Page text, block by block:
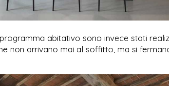
abitativo sono invece stati
non arrivano mai al soffitto, ma si